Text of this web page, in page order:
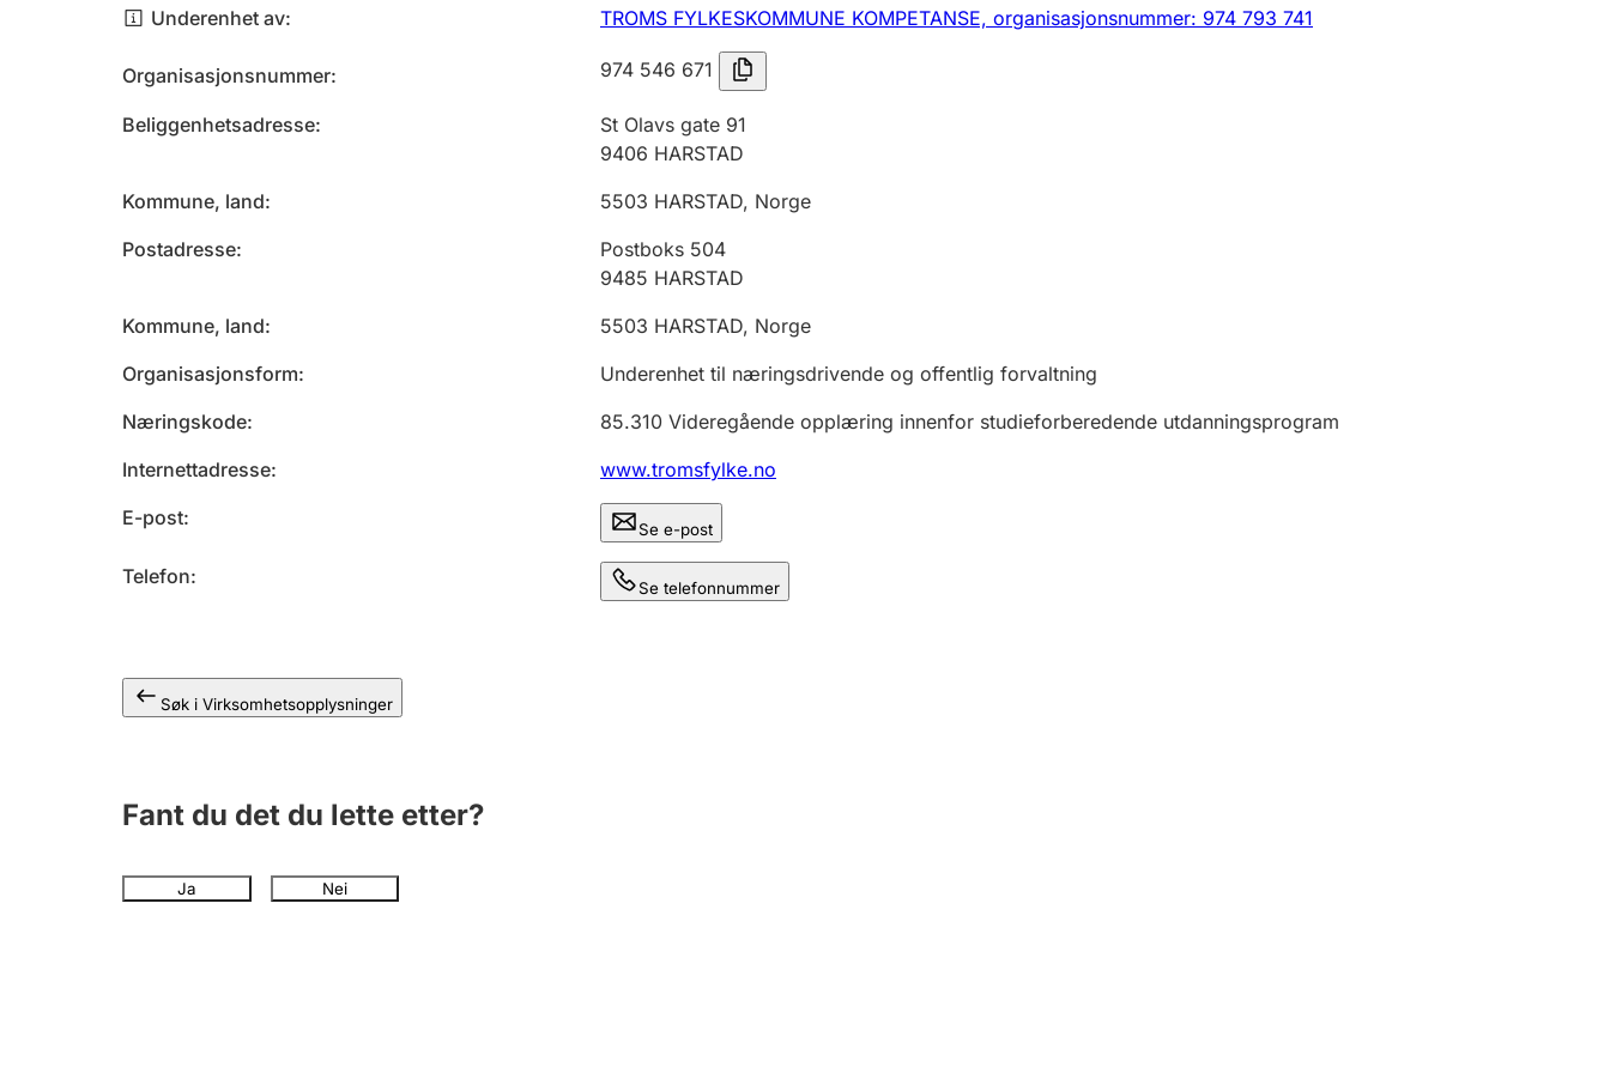
Underenhet av TROMS FYLKESKOMMUNE KOMPETANSE, organisasjonsnummer: 974 793 741
Organisasjonsnummer 974 546 671
Beliggenhetsadresse
St Olavs gate 91
9406 HARSTAD
Kommune, land
5503 HARSTAD, Norge
Postadresse
Postboks 504
9485 HARSTAD
Kommune, land
5503 HARSTAD, Norge
Organisasjonsform
Underenhet til næringsdrivende og offentlig forvaltning
Næringskode
85.310 Videregående opplæring innenfor studieforberedende utdanningsprogram
Internettadresse
www.tromsfylke.no
E-post
Se e-post
Telefon Se telefonnummer
Søk i Virksomhetsopplysninger
Fant du det du lette etter?
Ja Nei